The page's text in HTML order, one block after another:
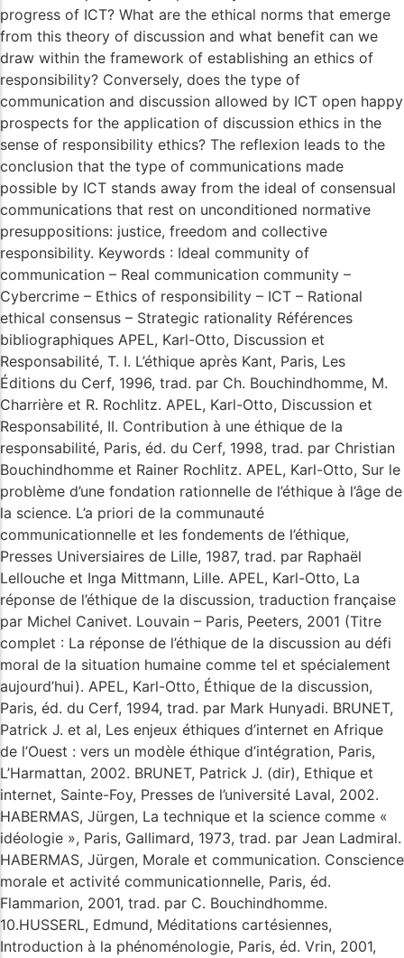
progress of ICT? What are the ethical norms that emerge
from this theory of discussion and what benefit can we
draw within the framework of establishing an ethics of
responsibility? Conversely, does the type of
communication and discussion allowed by ICT open happy
prospects for the application of discussion ethics in the
sense of responsibility ethics? The reflexion leads to the
conclusion that the type of communications made
possible by ICT stands away from the ideal of consensual
communications that rest on unconditioned normative
presuppositions: justice, freedom and collective
responsibility. Keywords : Ideal community of
communication – Real communication community –
Cybercrime – Ethics of responsibility – ICT – Rational
ethical consensus – Strategic rationality Références
bibliographiques APEL, Karl-Otto, Discussion et
Responsabilité, T. I. L’éthique après Kant, Paris, Les
Éditions du Cerf, 1996, trad. par Ch. Bouchindhomme, M.
Charrière et R. Rochlitz. APEL, Karl-Otto, Discussion et
Responsabilité, II. Contribution à une éthique de la
responsabilité, Paris, éd. du Cerf, 1998, trad. par Christian
Bouchindhomme et Rainer Rochlitz. APEL, Karl-Otto, Sur le
problème d’une fondation rationnelle de l’éthique à l’âge de
la science. L’a priori de la communauté
communicationnelle et les fondements de l’éthique,
Presses Universiaires de Lille, 1987, trad. par Raphaël
Lellouche et Inga Mittmann, Lille. APEL, Karl-Otto, La
réponse de l’éthique de la discussion, traduction française
par Michel Canivet. Louvain – Paris, Peeters, 2001 (Titre
complet : La réponse de l’éthique de la discussion au défi
moral de la situation humaine comme tel et spécialement
aujourd’hui). APEL, Karl-Otto, Éthique de la discussion,
Paris, éd. du Cerf, 1994, trad. par Mark Hunyadi. BRUNET,
Patrick J. et al, Les enjeux éthiques d’internet en Afrique
de l’Ouest : vers un modèle éthique d’intégration, Paris,
L’Harmattan, 2002. BRUNET, Patrick J. (dir), Ethique et
internet, Sainte-Foy, Presses de l’université Laval, 2002.
HABERMAS, Jürgen, La technique et la science comme «
idéologie », Paris, Gallimard, 1973, trad. par Jean Ladmiral.
HABERMAS, Jürgen, Morale et communication. Conscience
morale et activité communicationnelle, Paris, éd.
Flammarion, 2001, trad. par C. Bouchindhomme.
10.HUSSERL, Edmund, Méditations cartésiennes,
Introduction à la phénoménologie, Paris, éd. Vrin, 2001,